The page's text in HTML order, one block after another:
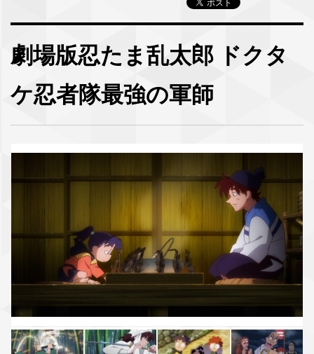
劇場版忍たま乱太郎 ドクタ
ケ忍者隊最強の軍師